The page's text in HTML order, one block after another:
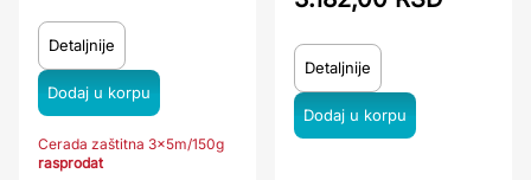
Detaljnije
Cerada zaštitna 3x5m/150g
rasprodat
Detaljnije